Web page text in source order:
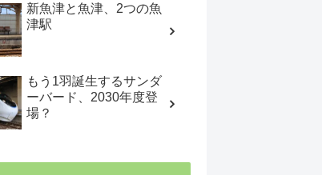
新魚津と魚津、2つの魚
津駅
もう1羽誕生するサンダ
ーバード、2030年度登
場？